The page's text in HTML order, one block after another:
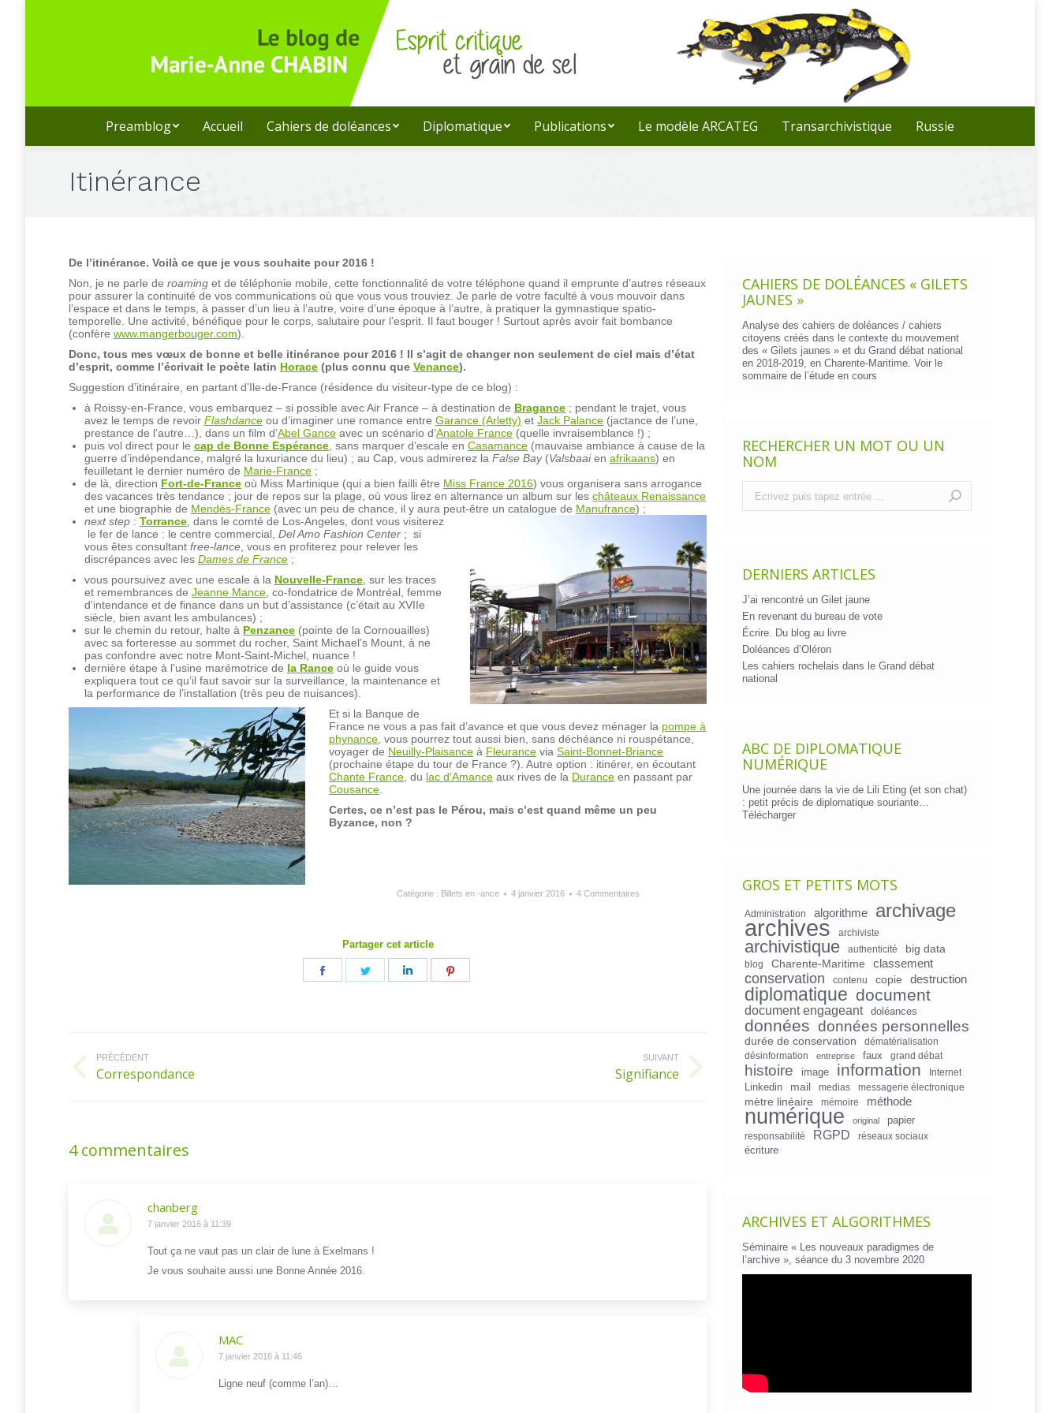
Recherche
:
Preamblog Accueil Cahiers de doléances Diplomatique Publications Le modèle ARCATEG Transarchivistique Russie
Itinérance
De l’itinérance. Voilà ce que je vous souhaite pour 2016 !
Non, je ne parle de roaming et de téléphonie mobile, cette fonctionnalité de votre téléphone quand il emprunte d’autres réseaux
pour assurer la continuité de vos communications où que vous vous trouviez. Je parle de votre faculté à vous mouvoir dans
l’espace et dans le temps, à passer d’un lieu à l’autre, voire d’une époque à l’autre, à pratiquer la gymnastique spatio-
temporelle. Une activité, bénéfique pour le corps, salutaire pour l’esprit. Il faut bouger ! Surtout après avoir fait bombance
(confère www.mangerbouger.com).
Donc, tous mes vœux de bonne et belle itinérance pour 2016 ! Il s’agit de changer non seulement de ciel mais d’état
d’esprit, comme l’écrivait le poète latin Horace (plus connu que Venance).
Suggestion d’itinéraire, en partant d’Ile-de-France (résidence du visiteur-type de ce blog) :
à Roissy-en-France, vous embarquez – si possible avec Air France – à destination de Bragance ; pendant le trajet, vous
avez le temps de revoir Flashdance ou d’imaginer une romance entre Garance (Arletty) et Jack Palance (jactance de l’une,
prestance de l’autre…), dans un film d’Abel Gance avec un scénario d’Anatole France (quelle invraisemblance !) ;
puis vol direct pour le cap de Bonne Espérance , sans marquer d’escale en Casamance (mauvaise ambiance à cause de la
guerre d’indépendance, malgré la luxuriance du lieu) ; au Cap, vous admirerez la False Bay(Valsbaaien afrikaans) en
feuilletant le dernier numéro de Marie-France ;
de là, direction Fort-de-France où Miss Martinique (qui a bien failli être Miss France 2016) vous organisera sans arrogance
des vacances très tendance ; jour de repos sur la plage, où vous lirez en alternance un album sur les châteaux Renaissance
et une biographie de Mendès-France (avec un peu de chance, il y aura peut-être un catalogue de Manufrance) ;
next step : Torrance , dans le comté de Los-Angeles, dont vous visiterez
le fer de lance : le centre commercial, Del Amo Fashion Center ; si
vous êtes consultant free-lance , vous en profiterez pour relever les
discrépances avec les Dames de France ;
vous poursuivez avec une escale à la Nouvelle-France , sur les traces
et remembrances de Jeanne Mance , co-fondatrice de Montréal, femme
d‘intendance et de finance dans un but d’assistance (c’était au XVIIe
siècle, bien avant les ambulances) ;
sur le chemin du retour, halte à Penzance (pointe de la Cornouailles)
avec sa forteresse au sommet du rocher, Saint Michael’s Mount, à ne
pas confondre avec notre Mont-Saint-Michel, nuance !
dernière étape à l’usine marémotrice de la Rance où le guide vous
expliquera tout ce qu’il faut savoir sur la surveillance, la maintenance et
la performance de l’installation (très peu de nuisances).
Et si la Banque de
France ne vous a pas fait d’avance et que vous devez ménager la pompe à
phynance , vous pourrez tout aussi bien, sans déchéance ni rouspétance,
voyager de Neuilly-Plaisance à Fleurance via Saint-Bonnet-Briance
(prochaine étape du tour de France ?). Autre option : itinérer, en écoutant
Chante France , du lac d’Amance aux rives de la Durance en passant par
Cousance
Certes, ce n’est pas le Pérou, mais c’est quand même un peu
Byzance, non ?
Catégorie : Billets en -ance 4 janvier 2016 4 Commentaires
Partager cet article
Partager Partager Partager
articlePRÉCÉDENT
Article
précédent
:
Correspondance
SUIVANT
:
Signifiance
4 commentaires
chanberg
dit
7 janvier 2016 à 11:39
Tout ça ne vaut pas un clair de lune à Exelmans !
Je vous souhaite aussi une Bonne Année 2016.
MAC
dit
7 janvier 2016 à 11:46
Ligne neuf (comme l’an)…
CAHIERS DE DOLÉANCES « GILETS
JAUNES »
Analyse des cahiers de doléances / cahiers
citoyens créés dans le contexte du mouvement
des « Gilets jaunes » et du Grand débat national
en 2018-2019, en Charente-Maritime. Voir le
sommaire de l’étude en cours
RECHERCHER UN MOT OU UN
NOM
DERNIERS ARTICLES
J’ai rencontré un Gilet jaune
En revenant du bureau de vote
Écrire. Du blog au livre
Doléances d’Oléron
Les cahiers rochelais dans le Grand débat
national
ABC DE DIPLOMATIQUE
NUMÉRIQUE
Une journée dans la vie de Lili Eting (et son chat)
: petit précis de diplomatique souriante…
Télécharger
GROS ET PETITS MOTS
Administration algorithme archivage
archives archiviste
archivistique authenticité big data
blog Charente-Maritime classement
conservation contenu copie destruction
diplomatique document
document engageant doléances
données données personnelles
durée de conservation
dématérialisation
désinformation
entreprise faux grand débat
histoire image information Internet
Linkedin mail medias messagerie électronique
mètre linéaire mémoire méthode
numérique original papier
responsabilité RGPD réseaux sociaux
écriture
ARCHIVES ET ALGORITHMES
Séminaire « Les nouveaux paradigmes de
l’archive », séance du 3 novembre 2020